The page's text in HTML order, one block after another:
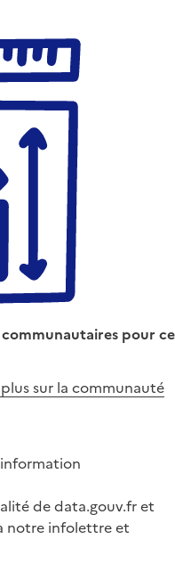
pour ce
sur la communauté
de data.gouv.fr et
notre infolettre et